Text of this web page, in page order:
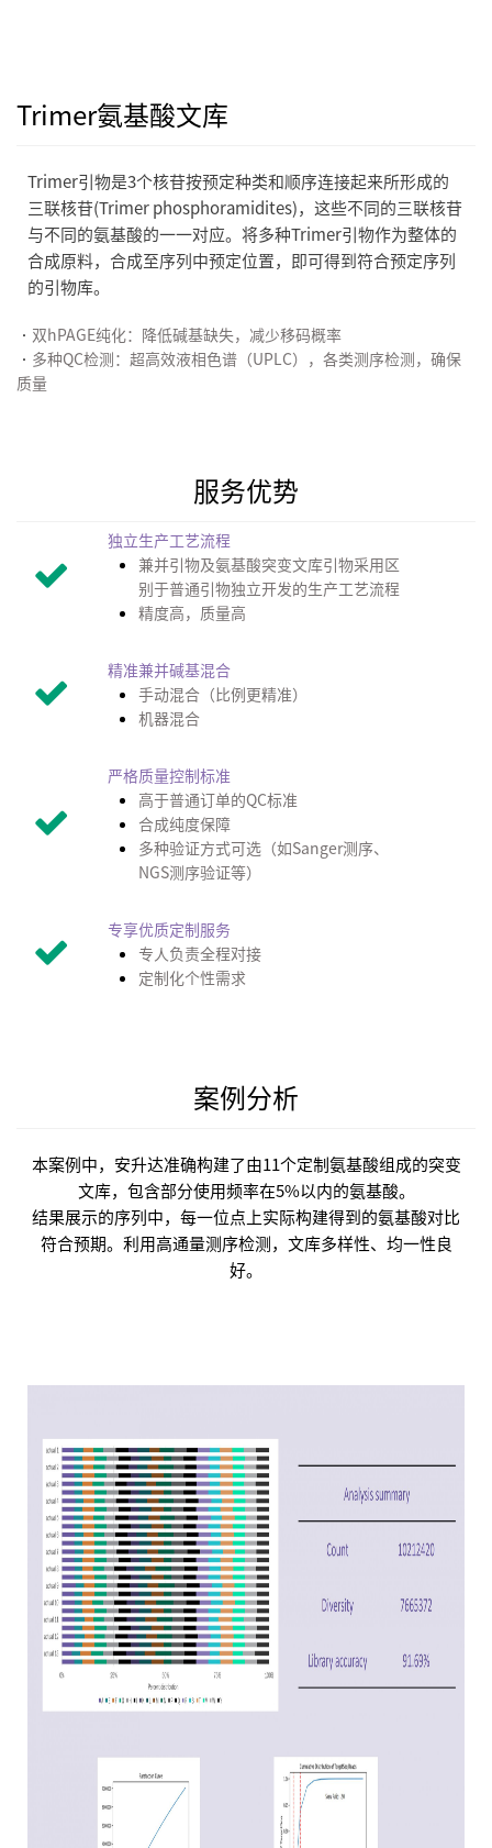
Trimer氨基酸文库
Trimer引物是3个核苷按预定种类和顺序连接起来所形成的
三联核苷(Trimerphosphoramidites)，这些不同的三联核苷
与不同的氨基酸的一一对应。将多种Trimer引物作为整体的
合成原料，合成至序列中预定位置，即可得到符合预定序列
的引物库。
• 双hPAGE纯化：降低碱基缺失，减少移码概率
• 多种QC检测：超高效液相色谱（UPLC），各类测序检测，确保
质量
服务优势
独立生产工艺流程
兼并引物及氨基酸突变文库引物采用区
别于普通引物独立开发的生产工艺流程
精度高，质量高
精准兼并碱基混合
手动混合（比例更精准）
机器混合
严格质量控制标准
高于普通订单的QC标准
合成纯度保障
多种验证方式可选 （如Sanger测序、
NGS测序验证等）
专享优质定制服务
专人负责全程对接
定制化个性需求
案例分析
本案例中，安升达准确构建了由11个定制氨基酸组成的突变
文库，包含部分使用频率在5%以内的氨基酸。
结果展示的序列中，每一位点上实际构建得到的氨基酸对比
符合预期。利用高通量测序检测，文库多样性、均一性良
好。